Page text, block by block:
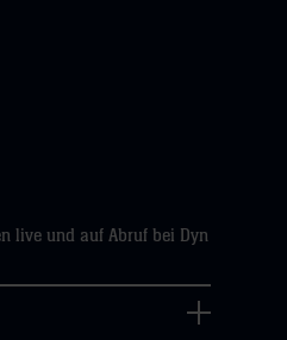
live und auf Abruf bei Dyn